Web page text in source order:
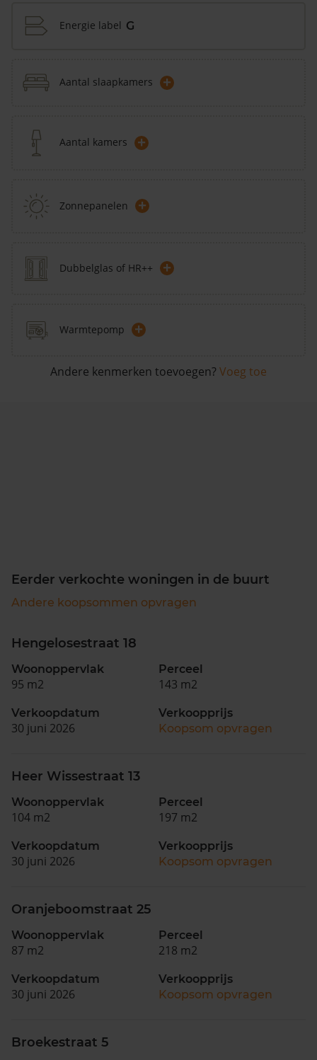
Energie label G
Aantal slaapkamers +
Aantal kamers +
Zonnepanelen +
Dubbelglas of HR++ +
Warmtepomp +
Andere kenmerken toevoegen? Voeg toe
Eerder verkochte woningen in de buurt
Andere koopsommen opvragen
Hengelosestraat 18
Woonoppervlak
95 m2
Perceel
143 m2
Verkoopdatum
30 juni 2026
Verkoopprijs
Koopsom opvragen
Heer Wissestraat 13
Woonoppervlak
104 m2
Perceel
197 m2
Verkoopdatum
30 juni 2026
Verkoopprijs
Koopsom opvragen
Oranjeboomstraat 25
Woonoppervlak
87 m2
Perceel
218 m2
Verkoopdatum
30 juni 2026
Verkoopprijs
Koopsom opvragen
Broekestraat 5